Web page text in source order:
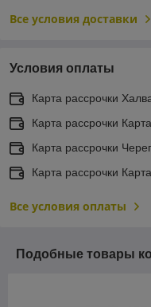
Все условия доставки
Условия оплаты
Карта рассрочки
Карта рассрочки
Карта рассрочки
Карта рассрочки
Все условия оплаты
Подобные товары